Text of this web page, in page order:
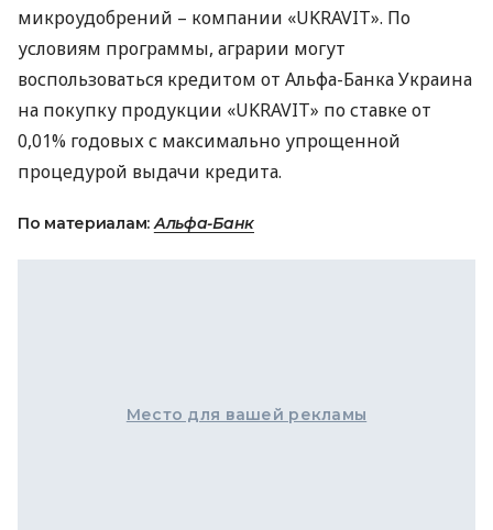
микроудобрений – компании «UKRAVIT». По
условиям программы, аграрии могут
воспользоваться кредитом от Альфа-Банка Украина
на покупку продукции «UKRAVIT» по ставке от
0,01% годовых с максимально упрощенной
процедурой выдачи кредита.
По материалам:Альфа-Банк
Место для вашей рекламы